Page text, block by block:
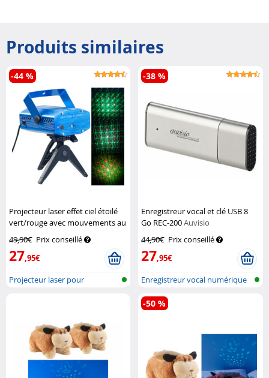
Produits similaires
Projecteur laser effet ciel étoilé
vert/rouge avec mouvements au
rythme de la musiqueLunartec
49,90€ Prix conseillé
27,95€
-44 %
Projecteur laser pour
Enregistreur vocal et clé USB 8
Go REC-200Auvisio
44,90€ Prix conseillé
27,95€
-38 %
Enregistreur vocal numérique
avec U...
-50 %